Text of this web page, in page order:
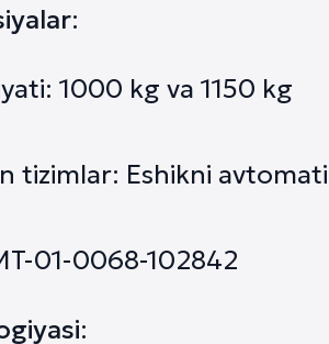
:
1000 kg va 1150 kg
tizimlar: Eshikni
01-0068-102842
: